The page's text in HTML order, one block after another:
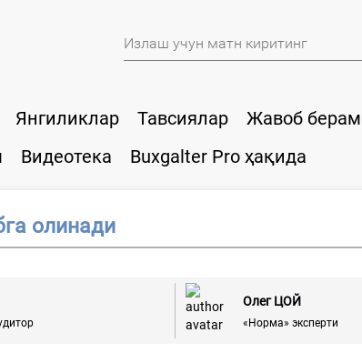
Янгиликлар Тавсиялар Жавоб
Видеотека Buxgalter Pro ҳақида
олинади
Олег ЦОЙ
«Норма» эксперти